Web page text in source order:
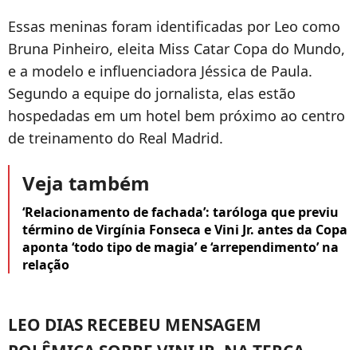
Essas meninas foram identificadas por Leo como
Bruna Pinheiro, eleita Miss Catar Copa do Mundo,
e a modelo e influenciadora Jéssica de Paula.
Segundo a equipe do jornalista, elas estão
hospedadas em um hotel bem próximo ao centro
de treinamento do Real Madrid.
Veja também
‘Relacionamento de fachada’: taróloga que previu
término de Virgínia Fonseca e Vini Jr. antes da Copa
aponta ‘todo tipo de magia’ e ‘arrependimento’ na
relação
LEO DIAS RECEBEU MENSAGEM